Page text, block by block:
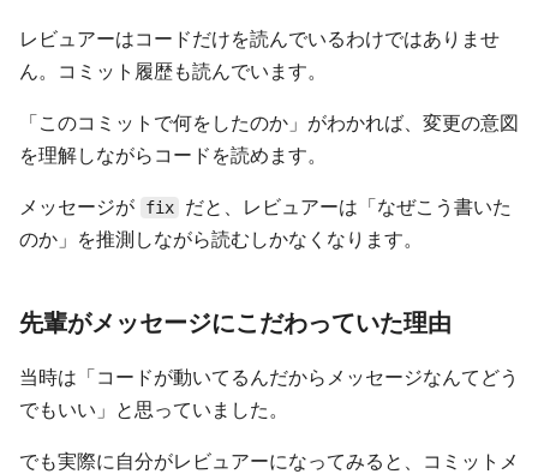
レビュアーはコードだけを読んでいるわけではありませ
ん。コミット履歴も読んでいます。
「このコミットで何をしたのか」がわかれば、変更の意図
を理解しながらコードを読めます。
メッセージが fix
だと、レビュアーは「なぜこう書いた
のか」を推測しながら読むしかなくなります。
先輩がメッセージにこだわっていた理由
当時は「コードが動いてるんだからメッセージなんてどう
でもいい」と思っていました。
でも実際に自分がレビュアーになってみると、コミットメ